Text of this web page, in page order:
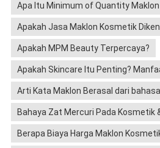
Apa Itu Minimum of Quantity
Apakah Jasa Maklon Kosmetik
Apakah MPM Beauty Terpercaya?
Apakah Skincare Itu Penting?
Arti Kata Maklon Berasal dari
Bahaya Zat Mercuri Pada Kosmetik
Berapa Biaya Harga Maklon